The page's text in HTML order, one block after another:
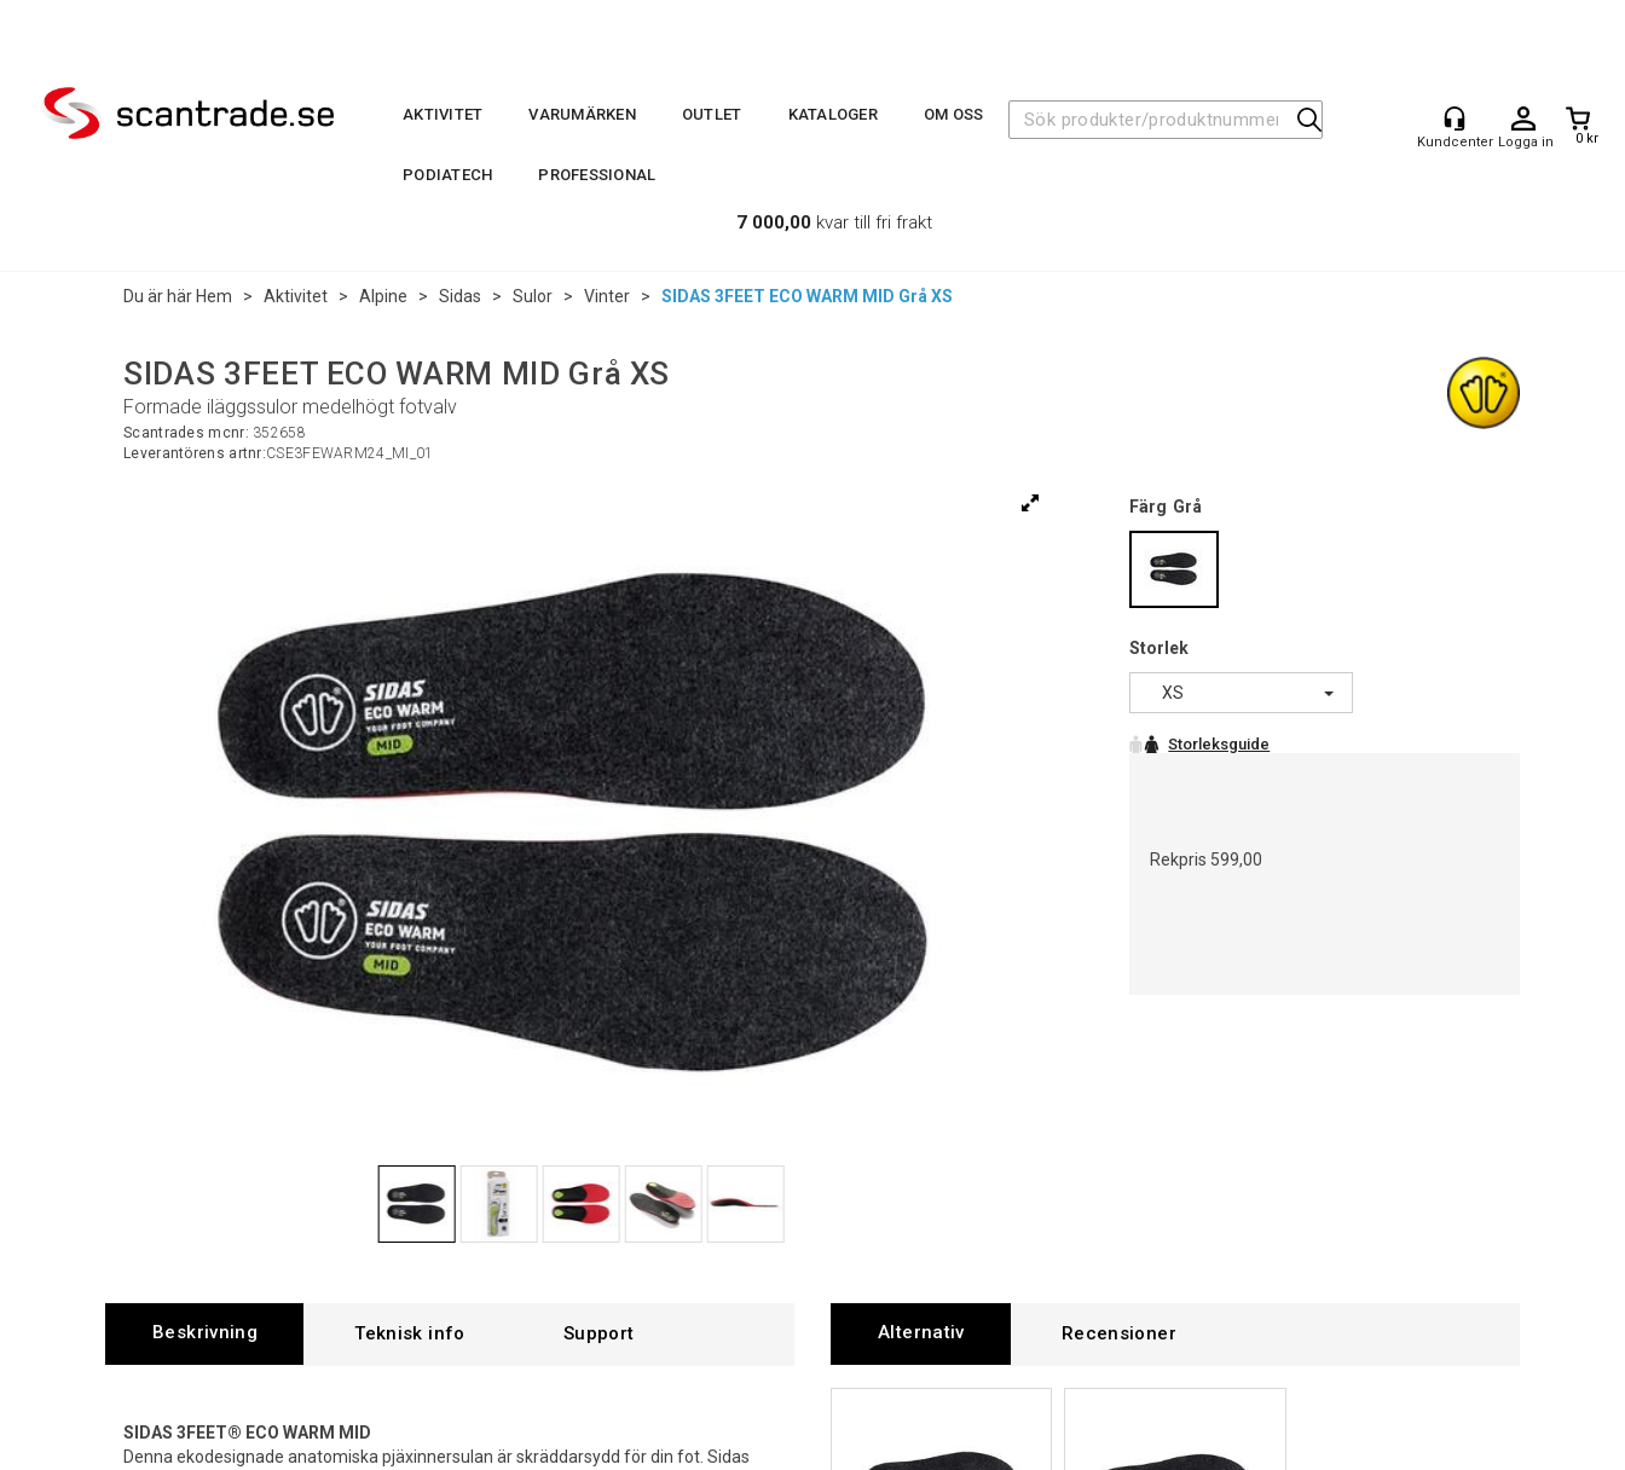
Logga in 0 kr
AKTIVITET VARUMÄRKEN OUTLET KATALOGER OM OSS
PODIATECH PROFESSIONAL
7 000,00 kvar till fri frakt
Du är här Hem > Aktivitet > Alpine > Sidas > Sulor > Vinter > SIDAS 3FEET ECO WARM MID Grå XS
SIDAS 3FEET ECO WARM MID Grå XS
Formade iläggssulor medelhögt fotvalv
Scantrades mcnr: 352658
Leverantörens artnr:CSE3FEWARM24_MI_01
Färg Grå
Storlek
XS
Rekpris 599,00
Beskrivning Support
SIDAS 3FEET® ECO WARM MID
Denna ekodesignade anatomiska pjäxinnersulan är skräddarsydd för din fot. Sidas
Alternativ Recensioner